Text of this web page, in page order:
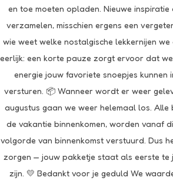
en toe moeten opladen. Nieuwe inspiratie
verzamelen, misschien ergens een
wie weet welke nostalgische lekkernijen we
eerlijk: een korte pauze zorgt ervoor dat
energie jouw favoriete snoepjes kunnen
versturen. 📦 Wanneer wordt er weer
augustus gaan we weer helemaal los. Alle
de vakantie binnenkomen, worden vanaf
volgorde van binnenkomst verstuurd. Dus
zorgen — jouw pakketje staat als eerste te
zijn. 💛 Bedankt voor je geduld We